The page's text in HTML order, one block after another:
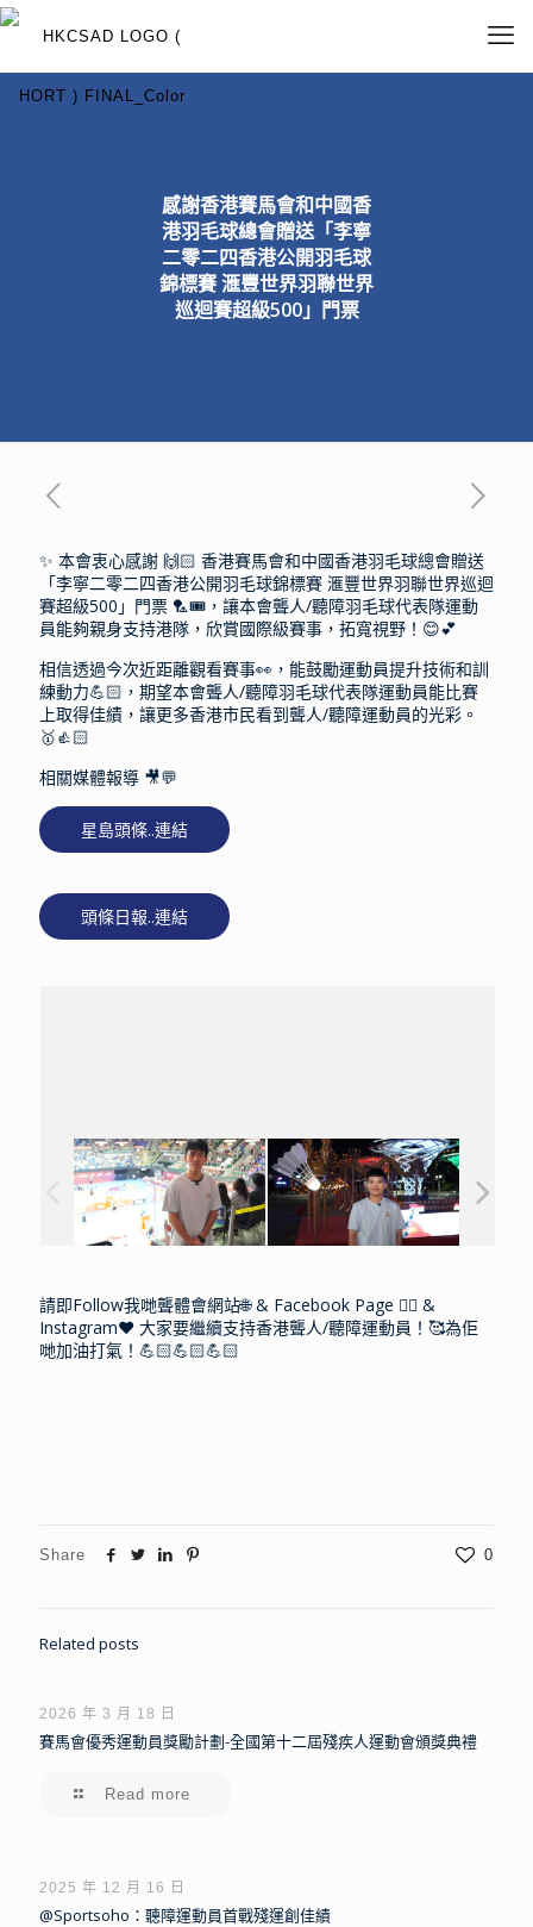
感謝香港賽馬會和中國香
港羽毛球總會贈送「李寧
二零二四香港公開羽毛球
錦標賽 滙豐世界羽聯世界
巡迴賽超級500」門票
✨ 本會衷心感謝 🙌🏻 香港賽馬會和中國香港羽毛球總會贈送
「李寧二零二四香港公開羽毛球錦標賽 滙豐世界羽聯世界巡迴
賽超級500」門票 🏸🎟️，讓本會聾人/聽障羽毛球代表隊運動
員能夠親身支持港隊，欣賞國際級賽事，拓寬視野！😊💕
相信透過今次近距離觀看賽事👀，能鼓勵運動員提升技術和訓
練動力💪🏻，期望本會聾人/聽障羽毛球代表隊運動員能比賽
上取得佳績，讓更多香港市民看到聾人/聽障運動員的光彩。
🥇👍🏻
相關媒體報導 🎥💬
星島頭條..連結
頭條日報..連結
請即Follow我哋聾體會網站🌐 & Facebook Page 👍🏻 &
Instagram❤️ 大家要繼續支持香港聾人/聽障運動員！🥰為佢
哋加油打氣！💪🏻💪🏻💪🏻
Share 0
Related posts
2026 年 3 月 18 日
賽馬會優秀運動員獎勵計劃-全國第十二屆殘疾人運動會頒獎典禮
Read more
2025 年 12 月 16 日
@Sportsoho：聽障運動員首戰殘運創佳績